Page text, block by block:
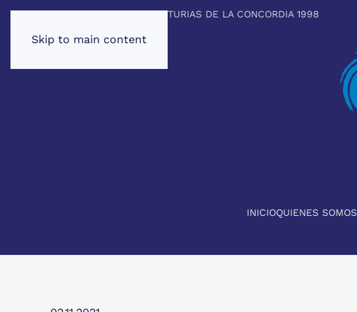
Skip to main content
PREMIO PRINCIPE DE ASTURIAS DE LA CONCORDIA 1998
INICIOQUIENES SOMOS